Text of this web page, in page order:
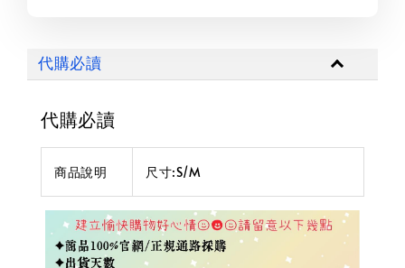
代購必讀
代購必讀
商品說明 尺寸:S/M